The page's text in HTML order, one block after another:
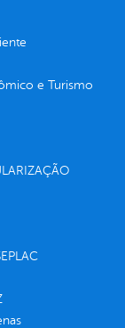
e Turismo